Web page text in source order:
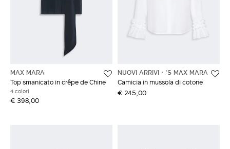
MAX MARA
Top smanicato in crêpe de Chine
4 colori
€ 398,00
NUOVI ARRIVI
'S MAX MARA
Camicia in mussola di cotone
€ 245,00